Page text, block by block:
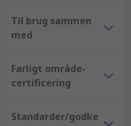
Til brug sammen
med
Farligt område-
certificering
Standarder/godke